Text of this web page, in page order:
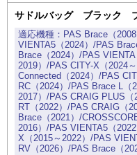
サドルバッグ ブラック
PAS Brace（
VIENTA5（2024）/PAS
Brace（2024）/PAS
2019）/PAS CITY-X（2024
Connected（2024）/PAS
RC（2024）/PAS Brace L（
2017）/PAS CRAIG PLUS
RT（2022）/PAS CRAIG（
Brace（2021）/
2016）/PAS VIENTA5（
X（2015～2022）/PAS
RV（2026）/PAS Brace（